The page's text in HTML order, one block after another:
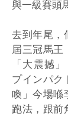
與一級賽頭
去到年尾，
屆三冠馬王
「大震撼
プインパク
喚」今場喺
跑法，跟前